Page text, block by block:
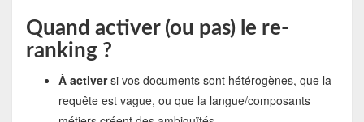
Quand activer (ou pas) le re-
ranking ?
À activersi vos documents sont hétérogènes, que la
requête est vague, ou que la langue/composants